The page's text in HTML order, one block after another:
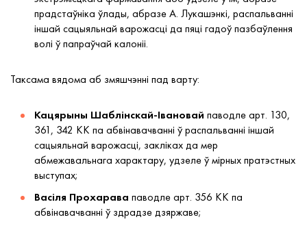
прадстаўніка ўлады, абразе А. Лукашэнкі, распальванні
іншай сацыяльнай варожасці да пяці гадоў пазбаўлення
волі ў папраўчай калоніі.
Таксама вядома аб змяшчэнні пад варту:
Кацярыны Шаблінскай-Івановай паводле арт. 130,
361, 342 КК па абвінавачванні ў распальванні іншай
сацыяльнай варожасці, закліках да мер
абмежавальнага характару, удзеле ў мірных пратэстных
выступах;
Васіля Прохарава паводле арт. 356 КК па
абвінавачванні ў здрадзе дзяржаве;